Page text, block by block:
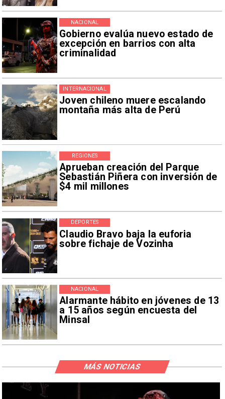
Gobierno evalúa nuevo estado de
excepción en barrios con alta
criminalidad
NACIONAL
Joven chileno muere escalando
montaña más alta de Perú
INTERNACIONAL
Aprueban creación del Parque
Sebastián Piñera con inversión de
$4 mil millones
REGIONES
Claudio Bravo baja la euforia
sobre fichaje de Vozinha
DEPORTES
Alarmante hábito en jóvenes de 13
a 15 años según encuesta del
Minsal
NACIONAL
MÁS NOTICIAS